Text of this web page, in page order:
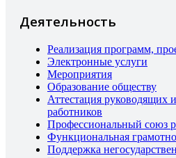
Деятельность
Реализация программ,
Электронные услуги
Мероприятия
Образование обществу
Аттестация руководящих
работников
Профессиональный союз
Функциональная
Поддержка